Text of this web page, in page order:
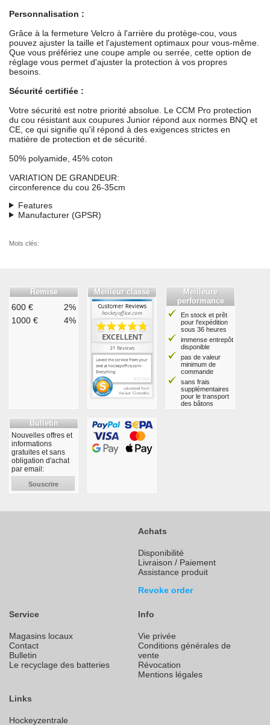
Personnalisation :
Grâce à la fermeture Velcro à l'arrière du protège-cou, vous
pouvez ajuster la taille et l'ajustement optimaux pour vous-même.
Que vous préfériez une coupe ample ou serrée, cette option de
réglage vous permet d'ajuster la protection à vos propres
besoins.
Sécurité certifiée :
Votre sécurité est notre priorité absolue. Le CCM Pro protection
du cou résistant aux coupures Junior répond aux normes BNQ et
CE, ce qui signifie qu'il répond à des exigences strictes en
matière de protection et de sécurité.
50% polyamide, 45% coton
VARIATION DE GRANDEUR:
circonference du cou 26-35cm
Features
Manufacturer (GPSR)
Mots clés:
Remise
600 €
2%
1000 €
4%
Meilleur classé
Meilleure
performance
En stock et prêt
pour l'expédition
sous 36 heures
immense entrepôt
disponible
pas de valeur
minimum de
commande
sans frais
supplémentaires
pour le transport
des bâtons
Bulletin
Nouvelles offres et
informations
gratuites et sans
obligation d'achat
par email:
Souscrire
Achats
Disponibilité
Livraison / Paiement
Assistance produit
Revoke order
Service
Magasins locaux
Contact
Bulletin
Le recyclage des batteries
Info
Vie privée
Conditions générales de
vente
Révocation
Mentions légales
Links
Hockeyzentrale